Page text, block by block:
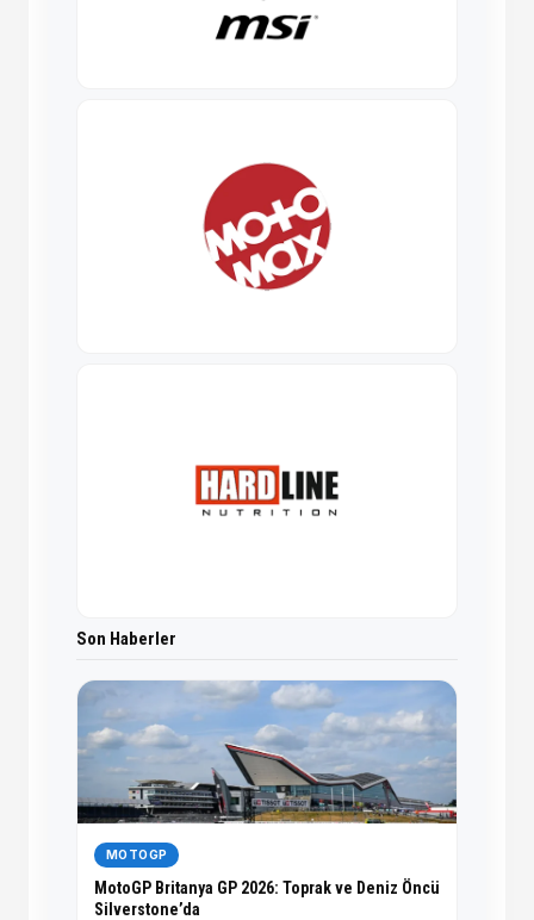
Son Haberler
MOTOGP
MotoGP Britanya GP 2026: Toprak ve Deniz Öncü
Silverstone’da